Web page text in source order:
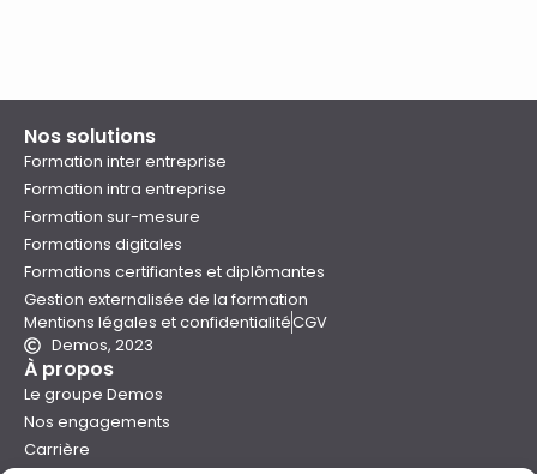
Nos solutions
Formation inter entreprise
Formation intra entreprise
Formation sur-mesure
Formations digitales
Formations certifiantes et diplômantes
Gestion externalisée de la formation
Mentions légales et confidentialitéCGV
Demos, 2023
À propos
Le groupe Demos
Nos engagements
Carrière